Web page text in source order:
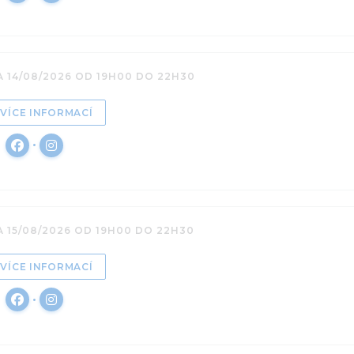
14/08/2026 OD 19H00 DO 22H30
VÍCE INFORMACÍ
Facebook ((otevře se v novém okně))
Instagram ((otevře se v novém okně))
15/08/2026 OD 19H00 DO 22H30
VÍCE INFORMACÍ
Facebook ((otevře se v novém okně))
Instagram ((otevře se v novém okně))